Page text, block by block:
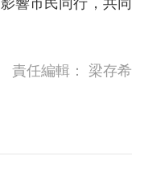
響市民同行，共同
責任編輯： 梁存希